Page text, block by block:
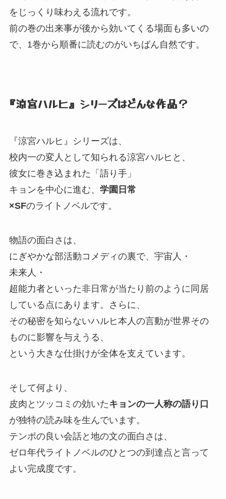
をじっくり味わえる流れです。
前の巻の出来事が後から効いてくる場面も多いの
で、 1巻から順番に読むのがいちばん自然です。
『涼宮ハルヒ』 シリーズはどんな作品？
『涼宮ハルヒ』
シリーズは、
校内一の変人として知られる涼宮ハルヒと、
彼女に巻き込まれた「語り手」
キョンを中心に進む、 学園日常
×SFのライトノベルです。
物語の面白さは、
にぎやかな部活動コメディの裏で、 宇宙人・
未来人・
超能力者といった非日常が当たり前のように同居
している点にあります。
さらに、
その秘密を知らないハルヒ本人の言動が世界その
ものに影響を与えうる、
という大きな仕掛けが全体を支えています。
そして何より、
皮肉とツッコミの効いたキョンの一人称の語り口
が独特の読み味を生んでいます。
テンポの良い会話と地の文の面白さは、
ゼロ年代ライトノベルのひとつの到達点と言って
よい完成度です。